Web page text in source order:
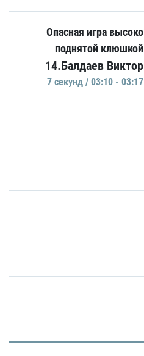
Опасная игра высоко
поднятой клюшкой
14.Балдаев Виктор
7 секунд / 03:10 - 03:17